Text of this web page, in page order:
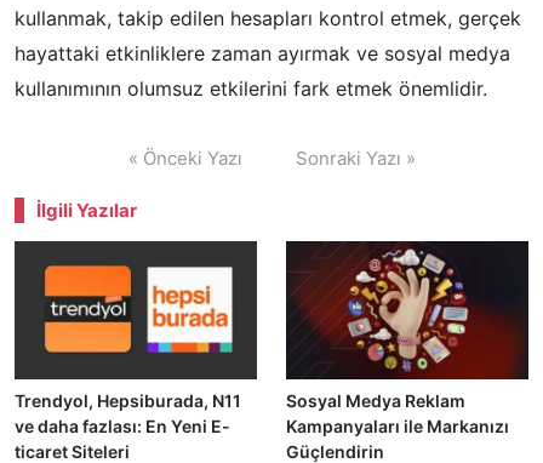
kullanmak, takip edilen hesapları kontrol etmek, gerçek
hayattaki etkinliklere zaman ayırmak ve sosyal medya
kullanımının olumsuz etkilerini fark etmek önemlidir.
« Önceki Yazı Sonraki Yazı »
İlgili Yazılar
Trendyol, Hepsiburada, N11
ve daha fazlası: En Yeni E-
ticaret Siteleri
Sosyal Medya Reklam
Kampanyaları ile Markanızı
Güçlendirin